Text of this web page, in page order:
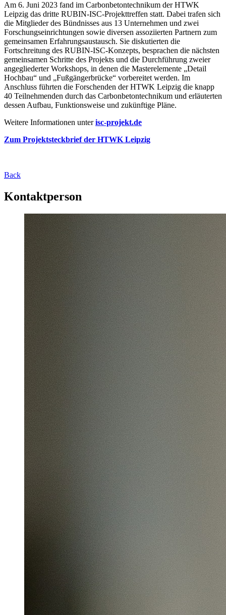
Am 6. Juni 2023 fand im Carbonbetontechnikum der HTWK
Leipzig das dritte RUBIN-ISC-Projekttreffen statt. Dabei trafen sich
die Mitglieder des Bündnisses aus 13 Unternehmen und zwei
Forschungseinrichtungen sowie diversen assoziierten Partnern zum
gemeinsamen Erfahrungsaustausch. Sie diskutierten die
Fortschreitung des RUBIN-ISC-Konzepts, besprachen die nächsten
gemeinsamen Schritte des Projekts und die Durchführung zweier
angegliederter Workshops, in denen die Masterelemente „Detail
Hochbau“ und „Fußgängerbrücke“ vorbereitet werden. Im
Anschluss führten die Forschenden der HTWK Leipzig die knapp
40 Teilnehmenden durch das Carbonbetontechnikum und erläuterten
dessen Aufbau, Funktionsweise und zukünftige Pläne.
Weitere Informationen unterisc-projekt.de
Zum Projektsteckbrief der HTWK Leipzig
Back
Kontaktperson